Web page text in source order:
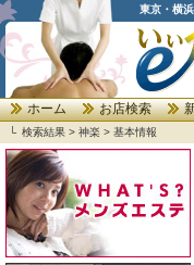
東京・横
ホーム お店検索
└ 検索結果 > 神楽 > 基本情報